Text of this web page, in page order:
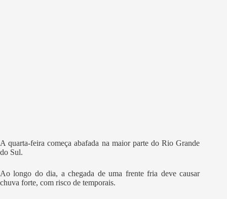
A quarta-feira começa abafada na maior parte do Rio Grande
do Sul.
Ao longo do dia, a chegada de uma frente fria deve causar
chuva forte, com risco de temporais.